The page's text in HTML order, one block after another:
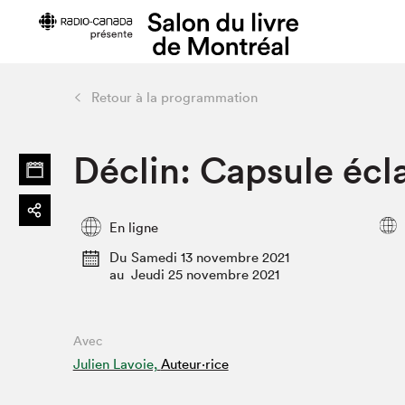
Horaires et tarifs
Se rendre au Salon
Restauration
SLM PRO
Projets partenaires
Retour à la programmation
Déclin: Capsule
En ligne
Du Samedi 13 novembre 2021
au Jeudi 25 novembre 2021
Avec
Julien Lavoie, Auteur·rice